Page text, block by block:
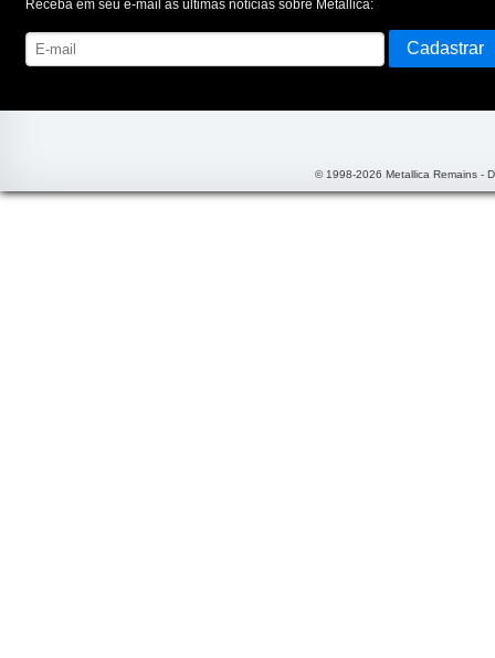
Receba em seu e-mail as últimas notícias sobre Metallica:
© 1998-2026 Metallica Remains -